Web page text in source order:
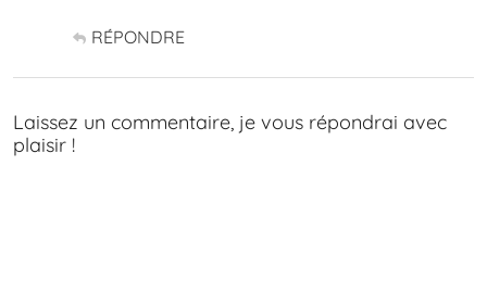
RÉPONDRE
Laissez un commentaire, je vous répondrai avec
plaisir !